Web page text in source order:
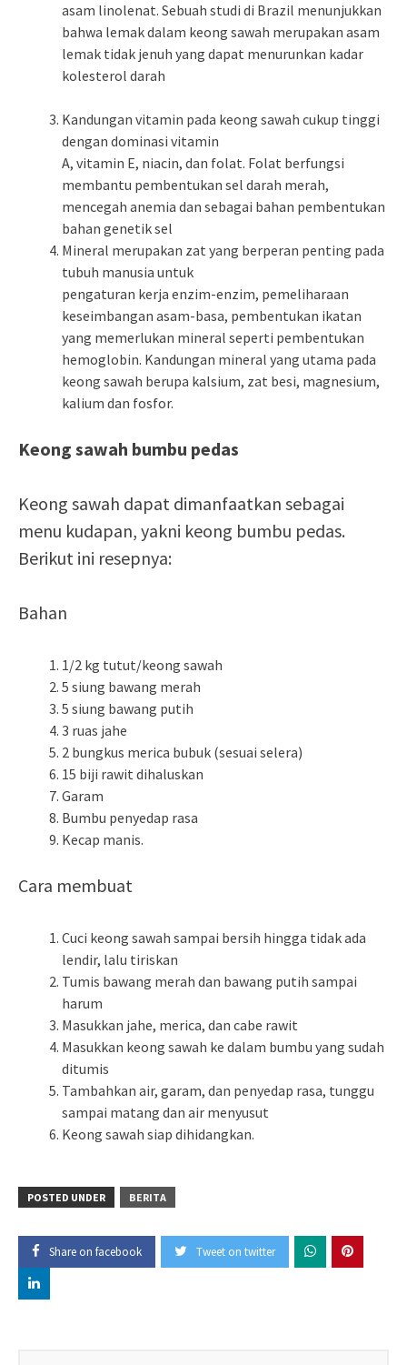
asam linolenat. Sebuah studi di Brazil menunjukkan
bahwa lemak dalam keong sawah merupakan asam
lemak tidak jenuh yang dapat menurunkan kadar
kolesterol darah
Kandungan vitamin pada keong sawah cukup tinggi
dengan dominasi vitamin
A, vitamin E, niacin, dan folat. Folat berfungsi
membantu pembentukan sel darah merah,
mencegah anemia dan sebagai bahan pembentukan
bahan genetik sel
Mineral merupakan zat yang berperan penting pada
tubuh manusia untuk
pengaturan kerja enzim-enzim, pemeliharaan
keseimbangan asam-basa, pembentukan ikatan
yang memerlukan mineral seperti pembentukan
hemoglobin. Kandungan mineral yang utama pada
keong sawah berupa kalsium, zat besi, magnesium,
kalium dan fosfor.
Keong sawah bumbu pedas
Keong sawah dapat dimanfaatkan sebagai
menu kudapan, yakni keong bumbu pedas.
Berikut ini resepnya:
Bahan
1/2 kg tutut/keong sawah
5 siung bawang merah
5 siung bawang putih
3 ruas jahe
2 bungkus merica bubuk (sesuai selera)
15 biji rawit dihaluskan
Garam
Bumbu penyedap rasa
Kecap manis.
Cara membuat
Cuci keong sawah sampai bersih hingga tidak ada
lendir, lalu tiriskan
Tumis bawang merah dan bawang putih sampai
harum
Masukkan jahe, merica, dan cabe rawit
Masukkan keong sawah ke dalam bumbu yang sudah
ditumis
Tambahkan air, garam, dan penyedap rasa, tunggu
sampai matang dan air menyusut
Keong sawah siap dihidangkan.
POSTED UNDER BERITA
Share on facebook Tweet on twitter